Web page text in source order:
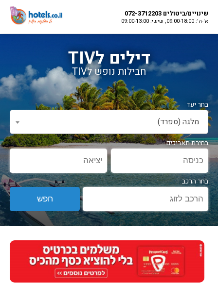
שינויים/ביטולים 072-3712203
א'-ה': 09:00-18:00, שישי: 09:00-13:00
דילים לTIV
חבילות נופש לTIV
מלגה (ספרד)